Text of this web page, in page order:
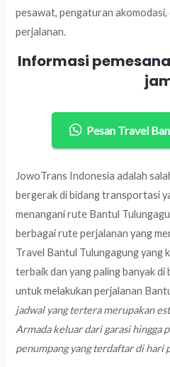
pesawat, pengaturan
perjalanan.
Informasi
Pesan Travel
JowoTrans Indonesia adalah
bergerak di bidang transportasi
menangani rute Bantul
berbagai rute perjalanan yang
Travel Bantul Tulungagung yang
terbaik dan yang paling banyak
untuk melakukan perjalanan
jadwal yang tertera merupakan
Armada keluar dari garasi hingga
penumpang yang terdaftar di hari